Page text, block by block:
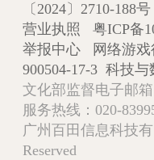
〔2024〕2710-188号
营业执照
粤ICP备
举报中心
网络游
900504-17-3 科技与
文化部监督电子邮
服务热线：020-
广州百田信息科技
Reserved